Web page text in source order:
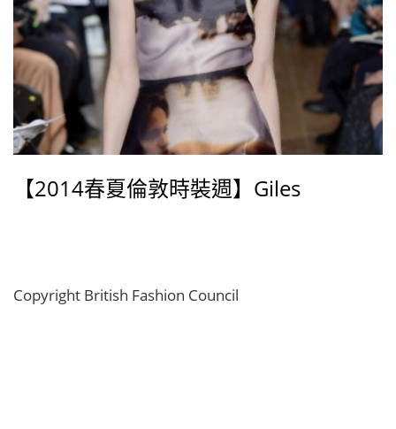
【2014春夏倫敦時裝週】Giles
Copyright British Fashion Council